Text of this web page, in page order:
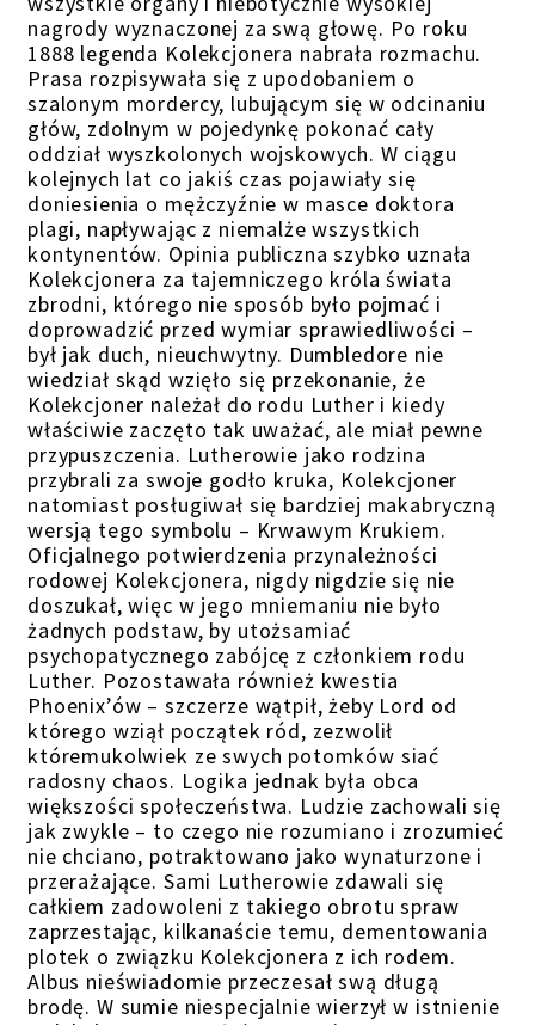
nagrody wyznaczonej za swą głowę. Po roku
1888 legenda Kolekcjonera nabrała rozmachu.
Prasa rozpisywała się z upodobaniem o
szalonym mordercy, lubującym się w odcinaniu
głów, zdolnym w pojedynkę pokonać cały
oddział wyszkolonych wojskowych. W ciągu
kolejnych lat co jakiś czas pojawiały się
doniesienia o mężczyźnie w masce doktora
plagi, napływając z niemalże wszystkich
kontynentów. Opinia publiczna szybko uznała
Kolekcjonera za tajemniczego króla świata
zbrodni, którego nie sposób było pojmać i
doprowadzić przed wymiar sprawiedliwości –
był jak duch, nieuchwytny. Dumbledore nie
wiedział skąd wzięło się przekonanie, że
Kolekcjoner należał do rodu Luther i kiedy
właściwie zaczęto tak uważać, ale miał pewne
przypuszczenia. Lutherowie jako rodzina
przybrali za swoje godło kruka, Kolekcjoner
natomiast posługiwał się bardziej makabryczną
wersją tego symbolu – Krwawym Krukiem.
Oficjalnego potwierdzenia przynależności
rodowej Kolekcjonera, nigdy nigdzie się nie
doszukał, więc w jego mniemaniu nie było
żadnych podstaw, by utożsamiać
psychopatycznego zabójcę z członkiem rodu
Luther. Pozostawała również kwestia
Phoenix’ów – szczerze wątpił, żeby Lord od
którego wziął początek ród, zezwolił
któremukolwiek ze swych potomków siać
radosny chaos. Logika jednak była obca
większości społeczeństwa. Ludzie zachowali się
jak zwykle – to czego nie rozumiano i zrozumieć
nie chciano, potraktowano jako wynaturzone i
przerażające. Sami Lutherowie zdawali się
całkiem zadowoleni z takiego obrotu spraw
zaprzestając, kilkanaście temu, dementowania
plotek o związku Kolekcjonera z ich rodem.
Albus nieświadomie przeczesał swą długą
brodę. W sumie niespecjalnie wierzył w istnienie